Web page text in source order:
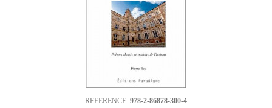
REFERENCE: 978-2-86878-300-4